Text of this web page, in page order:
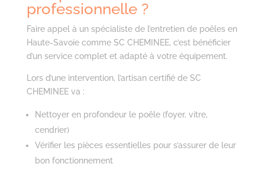
professionnelle ?
Faire appel à un spécialiste de l’entretien de poêles en
Haute-Savoie comme SC CHEMINEE, c’est bénéficier
d’un service complet et adapté à votre équipement.
Lors d’une intervention, l’artisan certifié de SC
CHEMINEE va :
Nettoyer en profondeur le poêle (foyer, vitre,
cendrier)
Vérifier les pièces essentielles pour s’assurer de leur
bon fonctionnement